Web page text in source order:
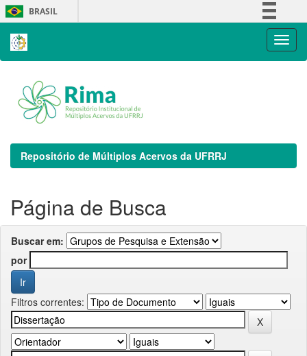
Skip
navigation
BRASIL
Repositório de Múltiplos Acervos da UFRRJ
Página de Busca
Buscar em:
por
Filtros correntes: